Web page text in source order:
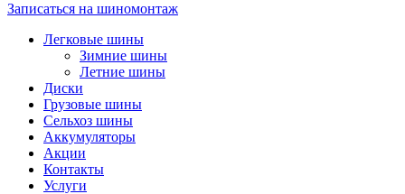
Записаться на шиномонтаж
Легковые шины
Зимние шины
Летние шины
Диски
Грузовые шины
Сельхоз шины
Аккумуляторы
Акции
Контакты
Услуги